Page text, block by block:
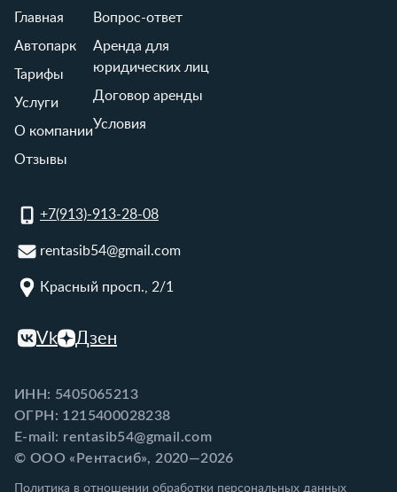
Главная
Автопарк
Тарифы
Услуги
О компании
Отзывы
Вопрос-ответ
Аренда для
юридических лиц
Договор аренды
Условия
+7(913)-913-28-08
rentasib54@gmail.com
Красный просп., 2/1
Vk Дзен
ИНН: 5405065213
ОГРН: 1215400028238
E-mail: rentasib54@gmail.com
© ООО «Рентасиб», 2020—2026
Политика в отношении обработки персональных данных